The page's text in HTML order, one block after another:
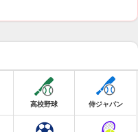
高校野球 侍ジャパン